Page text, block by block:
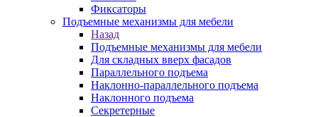
Фиксаторы
Подъемные механизмы для мебели
Назад
Подъемные механизмы для мебели
Для складных вверх фасадов
Параллельного подъема
Наклонно-параллельного подъема
Наклонного подъема
Секретерные